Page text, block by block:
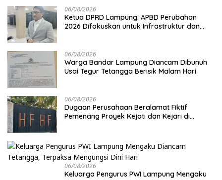
06/08/2026
Ketua DPRD Lampung: APBD Perubahan
2026 Difokuskan untuk Infrastruktur dan
06/08/2026
Warga Bandar Lampung Diancam Dibunuh
Usai Tegur Tetangga Berisik Malam Hari
06/08/2026
Dugaan Perusahaan Beralamat Fiktif
Pemenang Proyek Kejati dan Kejari di
Disorot
06/08/2026
Keluarga Pengurus PWI Lampung Mengaku